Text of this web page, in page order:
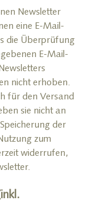
Newsletter
eine E-Mail-
die Überprüfung
E-Mail-
nicht erhoben.
für den Versand
sie nicht an
der
zum
widerrufen,